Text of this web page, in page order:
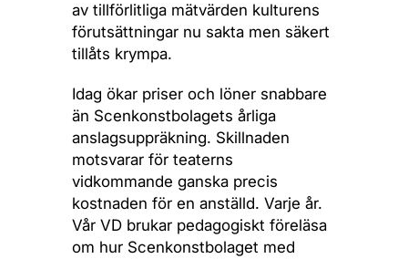
av tillförlitliga mätvärden kulturens
förutsättningar nu sakta men säkert
tillåts krympa.
Idag ökar priser och löner snabbare
än Scenkonstbolagets årliga
anslagsuppräkning. Skillnaden
motsvarar för teaterns
vidkommande ganska precis
kostnaden för en anställd. Varje år.
Vår VD brukar pedagogiskt föreläsa
om hur Scenkonstbolaget med